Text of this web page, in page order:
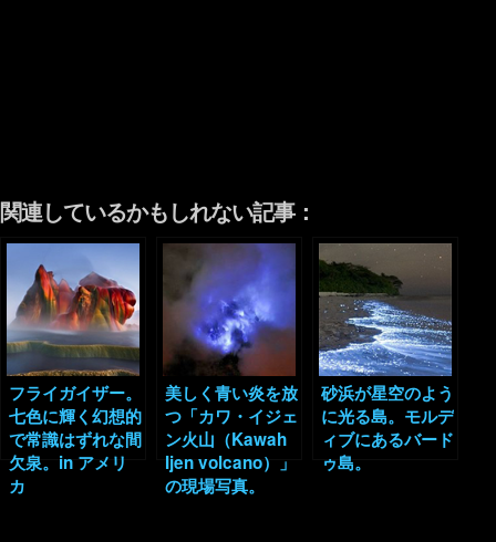
関連しているかもしれない記事：
フライガイザー。
七色に輝く幻想的
で常識はずれな間
欠泉。in アメリ
カ
美しく青い炎を放
つ「カワ・イジェ
ン火山（Kawah
Ijen volcano）」
の現場写真。
砂浜が星空のよう
に光る島。モルデ
ィブにあるバード
ゥ島。